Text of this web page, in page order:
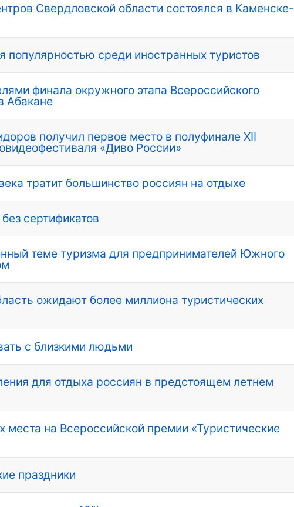
Свердловской области состоялся в Каменске-
популярностью среди иностранных туристов
финала окружного этапа Всероссийского
Абакане
получил первое место в полуфинале ХΙΙ
«Диво России»
тратит большинство россиян на отдыхе
сертификатов
теме туризма для предпринимателей Южного
ожидают более миллиона туристических
с близкими людьми
для отдыха россиян в предстоящем летнем
места на Всероссийской премии «Туристические
праздники